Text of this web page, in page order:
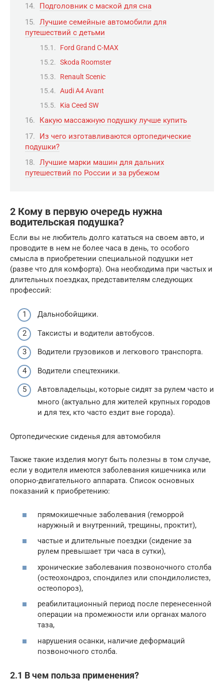
Подголовник с маской для сна
Лучшие семейные автомобили для
путешествий с детьми
Ford Grand C-MAX
Skoda Roomster
Renault Scenic
Audi A4 Avant
Kia Ceed SW
Какую массажную подушку лучше купить
Из чего изготавливаются ортопедические
подушки?
Лучшие марки машин для дальних
путешествий по России и за рубежом
2 Кому в первую очередь нужна
водительская подушка?
Если вы не любитель долго кататься на своем авто, и
проводите в нем не более часа в день, то особого
смысла в приобретении специальной подушки нет
(разве что для комфорта). Она необходима при частых и
длительных поездках, представителям следующих
профессий:
Дальнобойщики.
Таксисты и водители автобусов.
Водители грузовиков и легкового транспорта.
Водители спецтехники.
Автовладельцы, которые сидят за рулем часто и
много (актуально для жителей крупных городов
и для тех, кто часто ездит вне города).
Ортопедические сиденья для автомобиля
Также такие изделия могут быть полезны в том случае,
если у водителя имеются заболевания кишечника или
опорно-двигательного аппарата. Список основных
показаний к приобретению:
прямокишечные заболевания (геморрой
наружный и внутренний, трещины, проктит),
частые и длительные поездки (сидение за
рулем превышает три часа в сутки),
хронические заболевания позвоночного столба
(остеохондроз, спондилез или спондилолистез,
остеопороз),
реабилитационный период после перенесенной
операции на промежности или органах малого
таза,
нарушения осанки, наличие деформаций
позвоночного столба.
2.1 В чем польза применения?